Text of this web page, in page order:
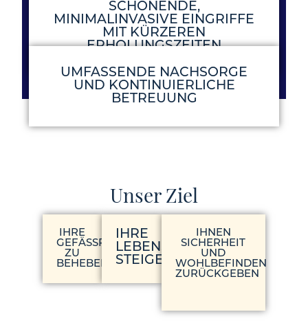
SCHONENDE,
MINIMALINVASIVE EINGRIFFE
MIT KÜRZEREN
ERHOLUNGSZEITEN
UMFASSENDE NACHSORGE
UND KONTINUIERLICHE
BETREUUNG
Unser Ziel
IHRE
GEFÄSSPROBLEME Z
U B
EHEBEN
IHRE
LEBENSQUALITÄT
STEIGERN
IHNEN
SICHERHEIT
UND
WOHLBEFINDEN
ZURÜCKGEBEN